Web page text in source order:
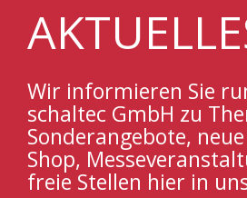
Wir informieren Sie
schaltec GmbH zu
Sonderangebote,
Shop, M
freie Stellen hier in